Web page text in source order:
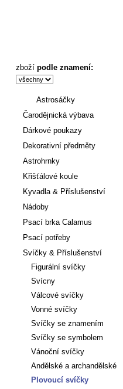
zboží podle znamení:
Astrosáčky
Čarodějnická výbava
Dárkové poukazy
Dekorativní předměty
Astrohrnky
Křišťálové koule
Kyvadla & Příslušenství
Nádoby
Psací brka Calamus
Psací potřeby
Svíčky & Příslušenství
Figurální svíčky
Svícny
Válcové svíčky
Vonné svíčky
Svíčky se znamením
Svíčky se symbolem
Vánoční svíčky
Andělské a archandělské
Plovoucí svíčky